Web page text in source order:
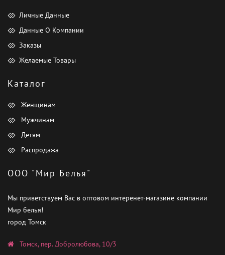
Личные Данные
Данные О Компании
Заказы
Желаемые Товары
Каталог
Женщинам
Мужчинам
Детям
Распродажа
ООО "Мир Белья"
Мы приветствуем Вас в оптовом интеренет-магазине компании
Мир белья!
город Томск
Томск, пер. Добролюбова, 10/3